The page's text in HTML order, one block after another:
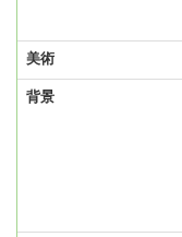
美術
背景